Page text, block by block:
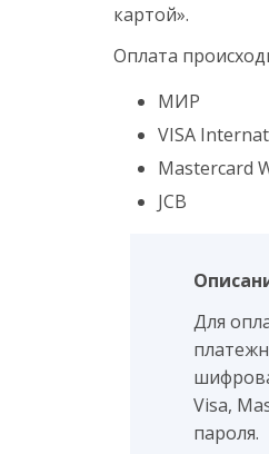
картой».
Оплата
МИР
VISA
Mastercard
JCB
Для
Visa,
пароля.